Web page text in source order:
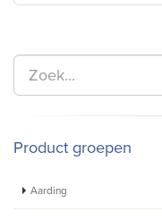
Product groepen
Aarding